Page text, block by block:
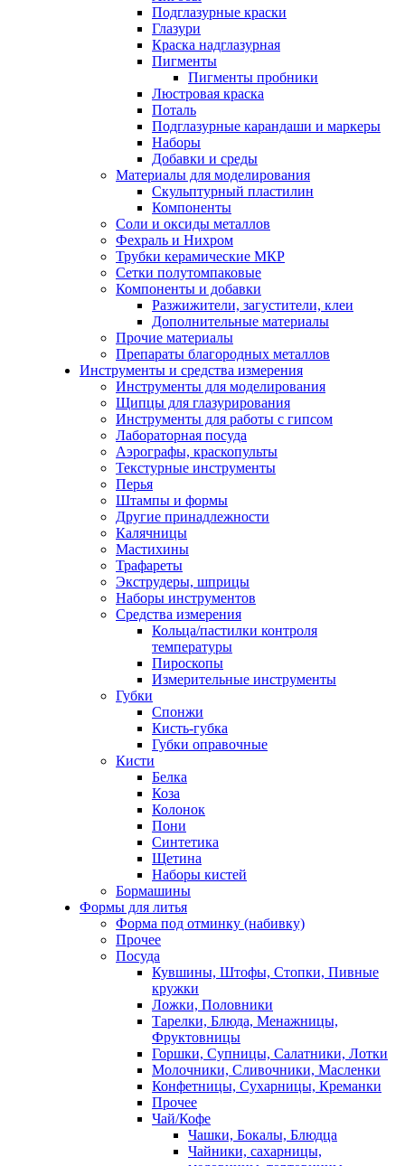
Подглазурные краски
Глазури
Краска надглазурная
Пигменты
Пигменты пробники
Люстровая краска
Поталь
Подглазурные карандаши и маркеры
Наборы
Добавки и среды
Материалы для моделирования
Скульптурный пластилин
Компоненты
Соли и оксиды металлов
Фехраль и Нихром
Трубки керамические МКР
Сетки полутомпаковые
Компоненты и добавки
Разжижители, загустители, клеи
Дополнительные материалы
Прочие материалы
Препараты благородных металлов
Инструменты и средства измерения
Инструменты для моделирования
Щипцы для глазурирования
Инструменты для работы с гипсом
Лабораторная посуда
Аэрографы, краскопульты
Текстурные инструменты
Перья
Штампы и формы
Другие принадлежности
Калячницы
Мастихины
Трафареты
Экструдеры, шприцы
Наборы инструментов
Средства измерения
Кольца/пастилки контроля
температуры
Пироскопы
Измерительные инструменты
Губки
Спонжи
Кисть-губка
Губки оправочные
Кисти
Белка
Коза
Колонок
Пони
Синтетика
Щетина
Наборы кистей
Бормашины
Формы для литья
Форма под отминку (набивку)
Прочее
Посуда
Кувшины, Штофы, Стопки, Пивные
кружки
Ложки, Половники
Тарелки, Блюда, Менажницы,
Фруктовницы
Горшки, Супницы, Салатники, Лотки
Молочники, Сливочники, Масленки
Конфетницы, Сухарницы, Креманки
Прочее
Чай/Кофе
Чашки, Бокалы, Блюдца
Чайники, сахарницы,